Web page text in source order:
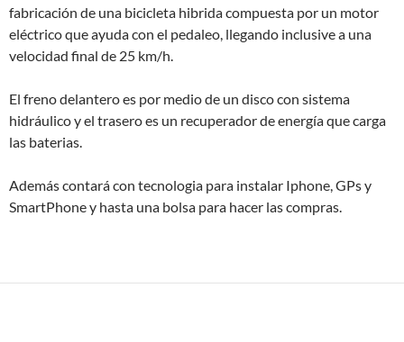
fabricación de una bicicleta hibrida compuesta por un motor
eléctrico que ayuda con el pedaleo, llegando inclusive a una
velocidad final de 25 km/h.
El freno delantero es por medio de un disco con sistema
hidráulico y el trasero es un recuperador de energía que carga
las baterias.
Además contará con tecnologia para instalar Iphone, GPs y
SmartPhone y hasta una bolsa para hacer las compras.